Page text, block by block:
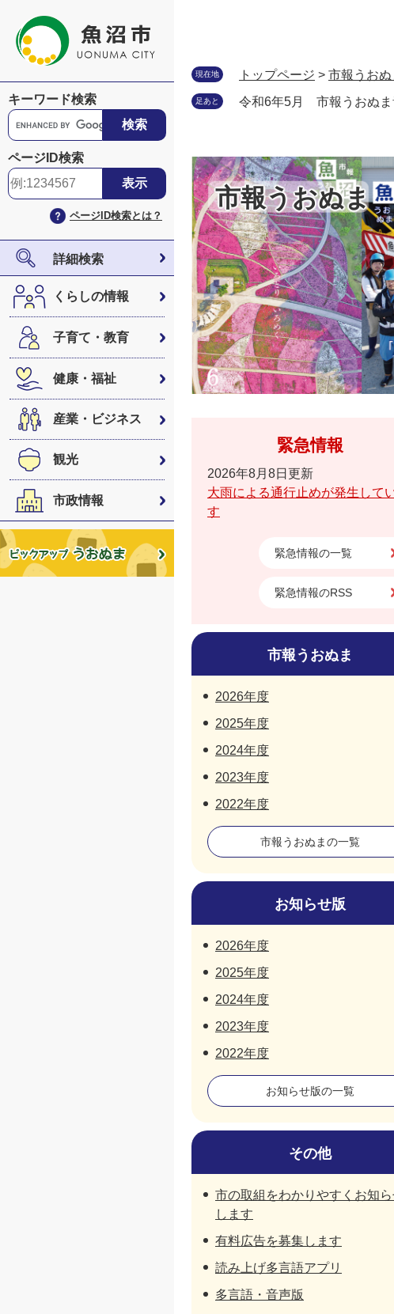
キーワード検索
G
o
o
g
ス
タ
ム
検
索
ページID検索
ページID検索とは？
詳細検索
くらしの情報
子育て・教育
健康・福祉
産業・ビジネス
観光
市政情報
現在地 トップページ > 市報うおぬ
足あと 令和6年5月 市報うおぬま
市報うおぬま
緊急情報
2026年8月8日更新
大雨による通行止めが発生して
す
緊急情報の一覧
緊急情報のRSS
市報うおぬま
2026年度
2025年度
2024年度
2023年度
2022年度
市報うおぬまの一覧
お知らせ版
2026年度
2025年度
2024年度
2023年度
2022年度
お知らせ版の一覧
その他
市の取組をわかりやすくお知
します
有料広告を募集します
読み上げ多言語アプリ
多言語・音声版